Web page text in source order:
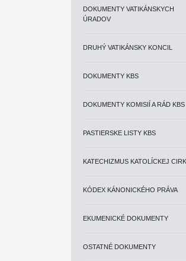
DOKUMENTY VATIKÁNSKYCH
ÚRADOV
DRUHÝ VATIKÁNSKY KONCIL
DOKUMENTY KBS
DOKUMENTY KOMISIÍ A RÁD KBS
PASTIERSKE LISTY KBS
KATECHIZMUS KATOLÍCKEJ
KÓDEX KÁNONICKÉHO PRÁVA
EKUMENICKÉ DOKUMENTY
OSTATNÉ DOKUMENTY